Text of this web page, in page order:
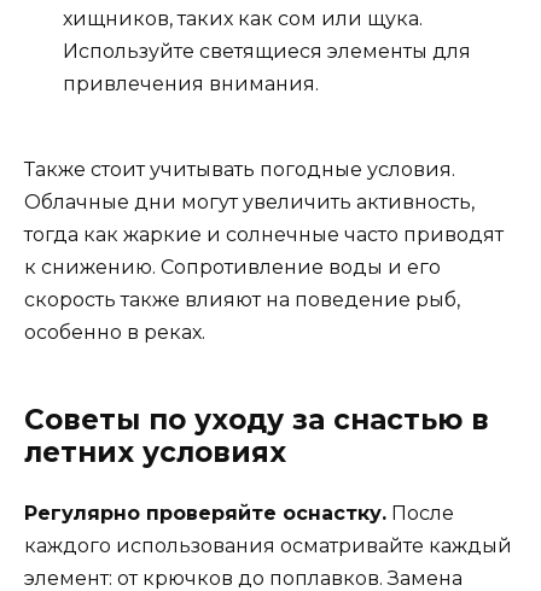
хищников, таких как сом или щука.
Используйте светящиеся элементы для
привлечения внимания.
Также стоит учитывать погодные условия.
Облачные дни могут увеличить активность,
тогда как жаркие и солнечные часто приводят
к снижению. Сопротивление воды и его
скорость также влияют на поведение рыб,
особенно в реках.
Советы по уходу за снастью в
летних условиях
Регулярно проверяйте оснастку. После
каждого использования осматривайте каждый
элемент: от крючков до поплавков. Замена